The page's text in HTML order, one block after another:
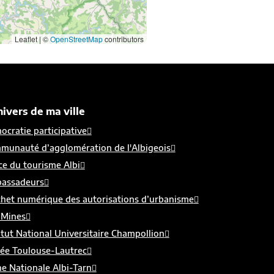
Leaflet | ©OpenStreetMapcontributors
de ma ville
participative
d’agglomération de l'Albigeois
du tourisme Albi
numérique des autorisations d’urbanisme
National Universitaire Champollion
Toulouse-Lautrec
Nationale Albi-Tarn